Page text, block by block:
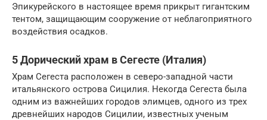
Эпикурейского в настоящее время прикрыт гигантским
тентом, защищающим сооружение от неблагоприятного
воздействия осадков.
5 Дорический храм в Сегесте (Италия)
Храм Сегеста расположен в северо-западной части
итальянского острова Сицилия. Некогда Сегеста была
одним из важнейших городов элимцев, одного из трех
древнейших народов Сицилии, известных ученым